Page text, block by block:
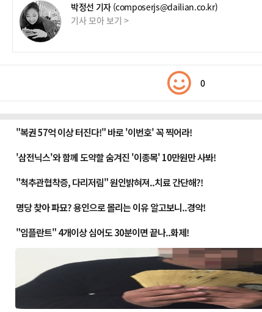
박정선 기자 (composerjs@dailian.co.kr)
기사 모아 보기 >
0